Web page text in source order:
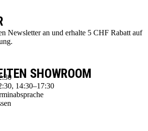
Newsletter an und erhalte 5 CHF Rabatt auf
SHOWROOM
14:30–17:30